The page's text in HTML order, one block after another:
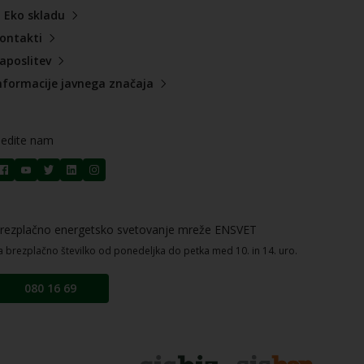
Eko skladu
javnega značaja
nam
energetsko svetovanje mreže ENSVET
brezplačno številko od ponedeljka do petka med 10. in 14. uro.
080 16 69